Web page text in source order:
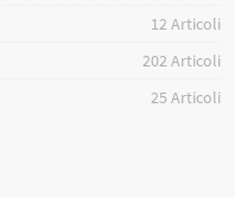
12Articoli
202Articoli
25 Articoli